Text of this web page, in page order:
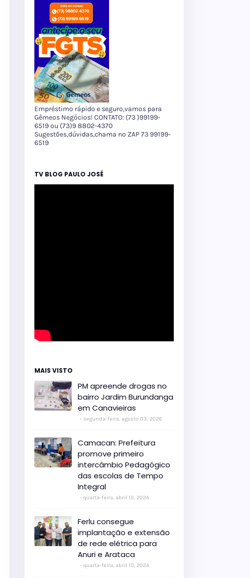
Empréstimo rápido e seguro,vamos para
Gêmeos Negócios! CONTATO: (73 )99199-
6519 ou (73)9 8802-4370
Sugestões,dúvidas,chama no ZAP 73 99199-
6519
TV BLOG PAULO JOSÉ
MAIS VISTO
PM apreende drogas no
bairro Jardim Burundanga
em Canavieiras
segunda-feira, agosto 03, 2026
Camacan: Prefeitura
promove primeiro
intercâmbio Pedagógico
das escolas de Tempo
Integral
quarta-feira, abril 10, 2024
Ferlu consegue
implantação e extensão
de rede elétrica para
Anuri e Arataca
quarta-feira, abril 10, 2024